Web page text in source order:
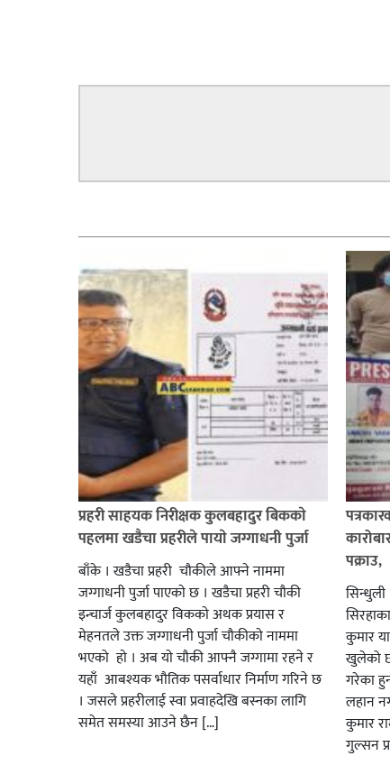
प्रहरी साहयक निरीक्षक कुलबहादुर बिककाे
पहलमा खडैचा प्रहरीले पायाे जग्गाधनी पुर्जा
बाँके । खडैचा प्रहरी चाैकीले आफ्ने नाममा
जग्गाधनी पुर्जा पाएकाे छ । खडैचा प्रहरी चाैकी
इन्चार्ज कुलबहादुर विककाे अथक प्रयास र
मेहनतले उक्त जग्गाधनी पुर्जा चाैकीकाे नाममा
भएको हाे । अब याे चाैकी आफ्नै जग्गामा रहने र
यहाँ आबश्यक भाैतिक पसर्वाधार निर्माण गरिने छ
। जसले प्रहरीलाई स्वा प्रवाहदेखि बस्नका लागि
समेत समस्या आउने छैन […]
पक्राउ,
सिन्धुली
कुमार
खुलेको छ
गरेका
लहान
कुमार
गुल्सन